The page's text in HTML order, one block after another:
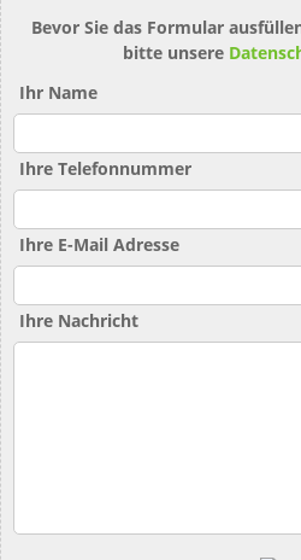
Bevor Sie das Formular
bitte unsere
Ihr Name
Ihre Telefonnummer
Ihre E-Mail Adresse
Ihre Nachricht